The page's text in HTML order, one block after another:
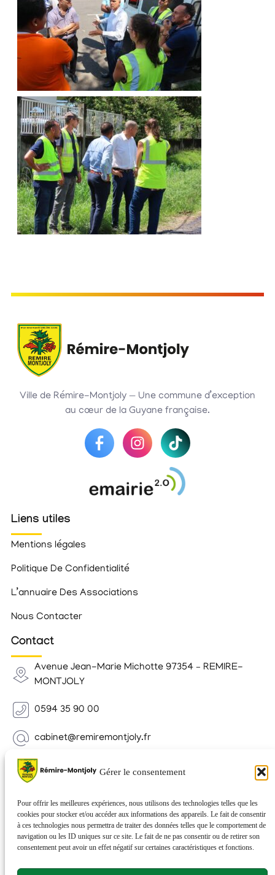
Gérer le consentement
Pour offrir les meilleures expériences, nous utilisons des technologies telles que les
cookies pour stocker et/ou accéder aux informations des appareils. Le fait de consentir
à ces technologies nous permettra de traiter des données telles que le comportement de
navigation ou les ID uniques sur ce site. Le fait de ne pas consentir ou de retirer son
consentement peut avoir un effet négatif sur certaines caractéristiques et fonctions.
Ville de Rémire-Montjoly — Une commune d’exception
au cœur de la Guyane française.
Liens utiles
Mentions légales
Politique De Confidentialité
L’annuaire Des Associations
Nous Contacter
Contact
Avenue Jean-Marie Michotte 97354 – REMIRE-
MONTJOLY
0594 35 90 00
cabinet@remiremontjoly.fr
Newsletter
nouvelles de votre commune.